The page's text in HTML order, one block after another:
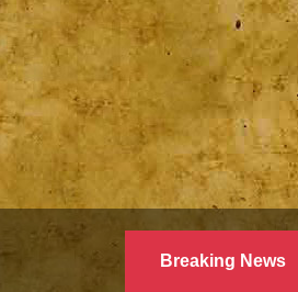
Breaking News
WARUM LANGUREN SALZWASSER